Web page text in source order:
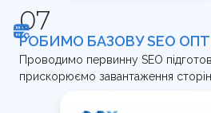
РОБИМО БАЗОВУ SEO
Проводимо первинну SEO
прискорюємо завантаження